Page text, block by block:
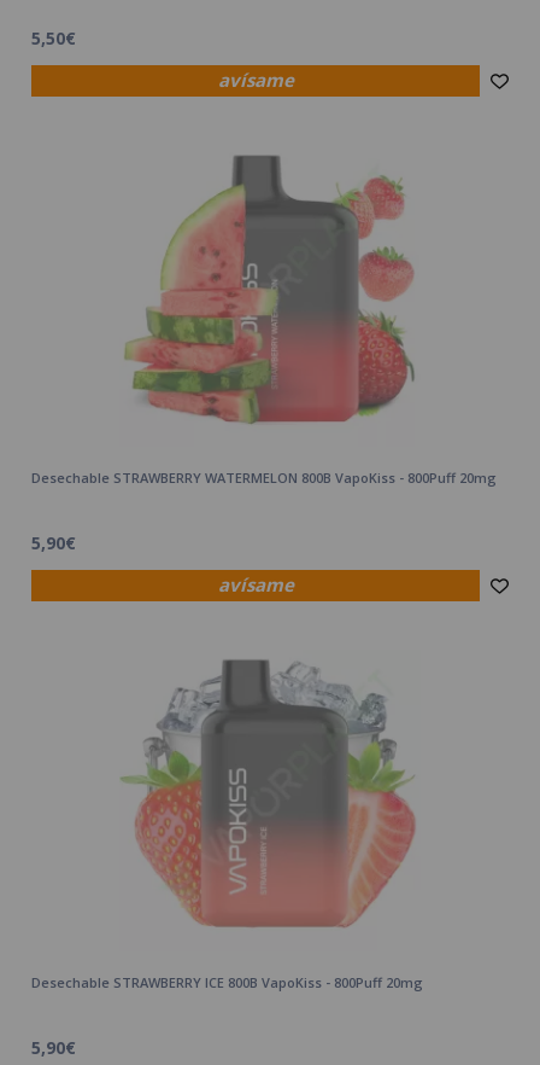
avísame
5,50€
avísame
Desechable STRAWBERRY WATERMELON 800B VapoKiss - 800Puff 20mg
5,90€
Desechable STRAWBERRY ICE 800B VapoKiss - 800Puff 20mg
5,90€